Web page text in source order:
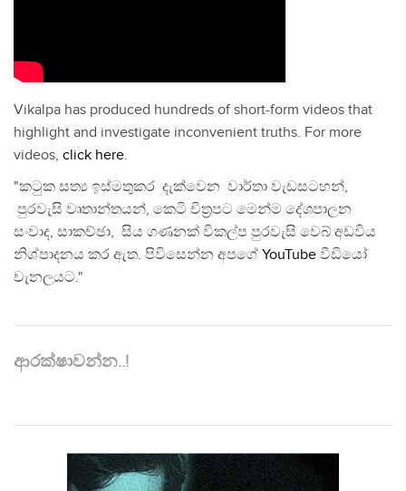
Vikalpa has produced hundreds of short-form videos that
highlight and investigate inconvenient truths. For more
videos, click here.
"කටුක සත්‍ය ඉස්මතුකර දැක්වෙන වාර්තා වැඩසටහන්,
පුරවැසි වෘතාන්තයන්, කෙටි චිත්‍රපට මෙන්ම දේශපාලන
සංවාද, සාකච්ඡා, සිය ගණනක් විකල්ප පුරවැසි වෙබ් අඩවිය
නිශ්පාදනය කර ඇත. පිවිසෙන්න අපගේ YouTube වීඩියෝ
චැනලයට."
ආරක්ෂාවන්න..!